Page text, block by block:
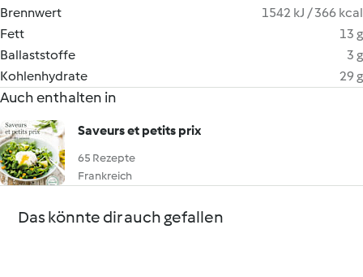
Brennwert
1542 kJ / 366 kcal
Fett
13 g
Ballaststoffe
3 g
Kohlenhydrate
29 g
Auch enthalten in
Saveurs et petits prix
65 Rezepte
Frankreich
Das könnte dir auch gefallen